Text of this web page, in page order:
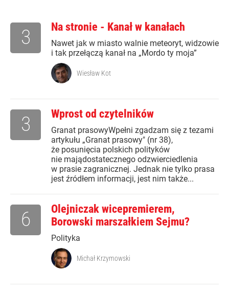
Na stronie - Kanał w kanałach
Nawet jak w miasto walnie meteoryt, widzowie
i tak przełączą kanał na „Mordo ty moja”
3
Wiesław Kot
Wprost od czytelników
Granat prasowyWpełni zgadzam się z tezami
artykułu „Granat prasowy" (nr 38),
że posunięcia polskich polityków
nie majądostatecznego odzwierciedlenia
w prasie zagranicznej. Jednak nie tylko prasa
jest źródłem informacji, jest nim także...
3
Olejniczak wicepremierem,
Borowski marszałkiem Sejmu?
Polityka
6
Michał Krzymowski